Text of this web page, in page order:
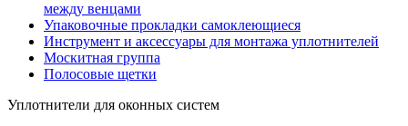
между венцами
Упаковочные прокладки самоклеющиеся
Инструмент и аксессуары для монтажа уплотнителей
Москитная группа
Полосовые щетки
Уплотнители для оконных систем